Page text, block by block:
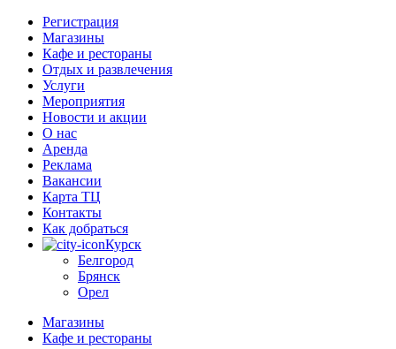
Регистрация
Магазины
Кафе и рестораны
Отдых и развлечения
Услуги
Мероприятия
Новости и акции
О нас
Аренда
Реклама
Вакансии
Карта ТЦ
Контакты
Как добраться
Курск
Белгород
Брянск
Орел
Магазины
Кафе и рестораны